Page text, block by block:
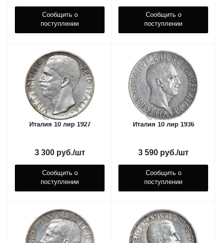
Сообщить о
поступлении
Сообщить о
поступлении
Италия 10 лир 1927
3 300руб./шт
Сообщить о
поступлении
Италия 10 лир 1936
3 590руб./шт
Сообщить о
поступлении